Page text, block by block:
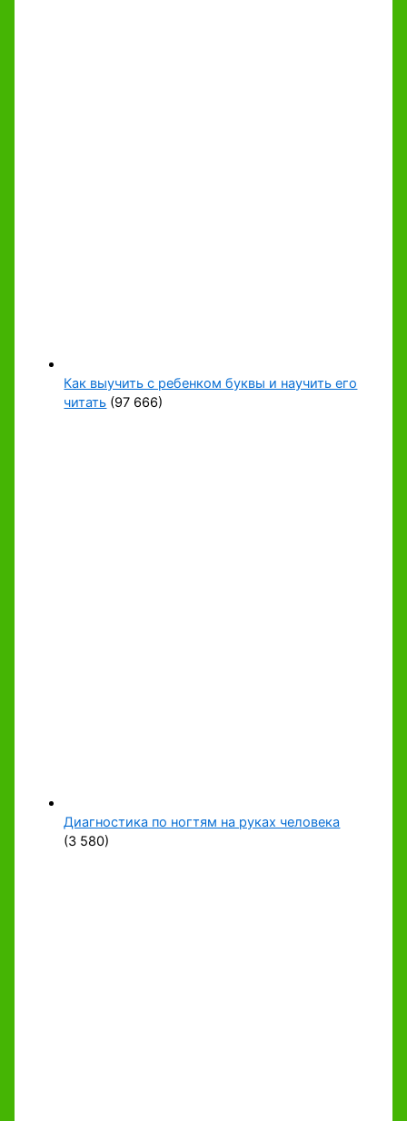
Как выучить с ребенком буквы и научить его
читать (97 666)
Диагностика по ногтям на руках человека
(3 580)